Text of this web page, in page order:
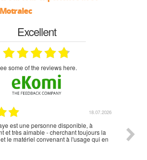
Motralec
Excellent
see some of the reviews here.
18.07.2026
est une personne disponible, à
et très aimable - cherchant toujours la
le matériel convenant à l'usage qui en